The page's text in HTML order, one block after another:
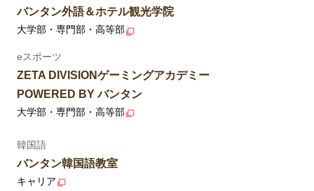
バンタン外語＆ホテル観光学院
大学部・専門部・高等部
eスポーツ
ZETA DIVISIONゲーミングアカデミー
POWERED BY バンタン
大学部・専門部・高等部
韓国語
バンタン韓国語教室
キャリア